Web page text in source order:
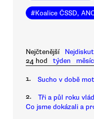
#Koalice ČSSD,
Nejčtenější
24 hod
týden měsíc
1. Sucho v době
2.
Tři a půl roku
Co jsme dokázali a